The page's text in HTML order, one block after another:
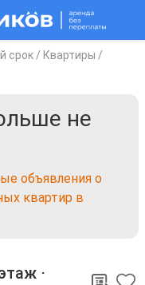
срок / Квартиры /
не
объявления о
квартир в
⋅